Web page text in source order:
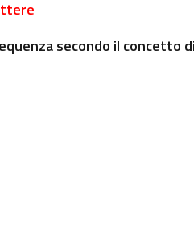
secondo il concetto